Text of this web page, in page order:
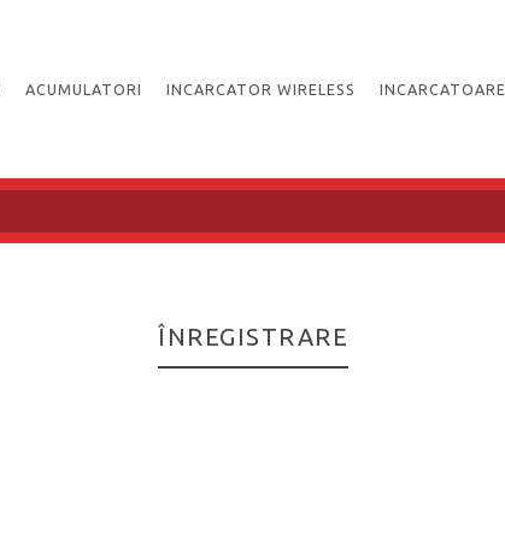
ACUMULATORI INCARCATOR WIRELESS INCARCATOARE
ÎNREGISTRARE